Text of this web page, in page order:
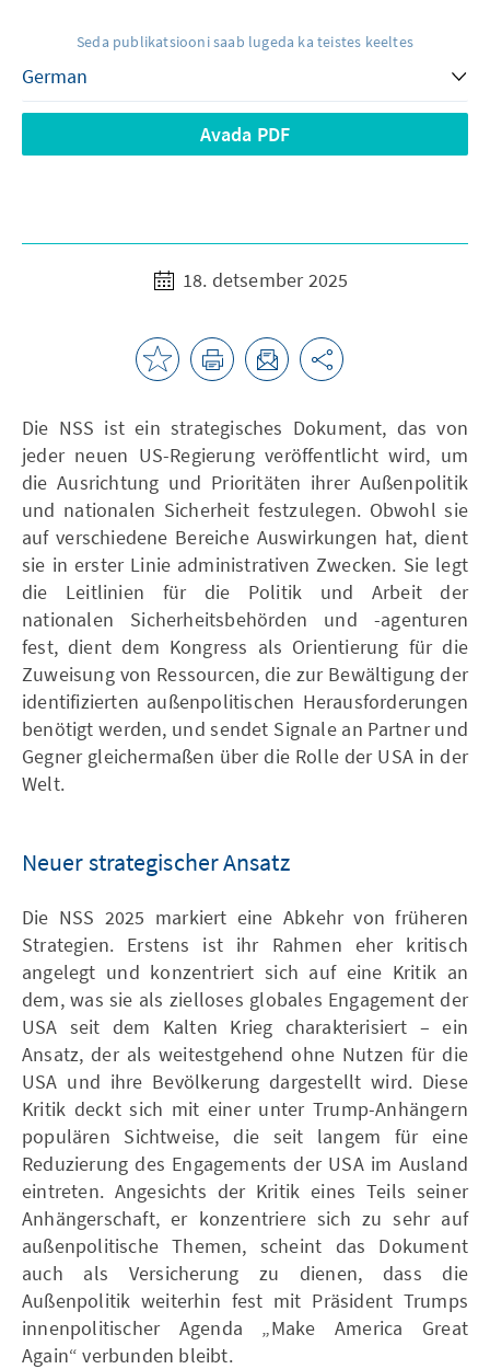
Seda publikatsiooni saab lugeda ka teistes keeltes
Avada PDF
18. detsember 2025
Die NSS ist ein strategisches Dokument, das von
jeder neuen US-Regierung veröffentlicht wird, um
die Ausrichtung und Prioritäten ihrer Außenpolitik
und nationalen Sicherheit festzulegen. Obwohl sie
auf verschiedene Bereiche Auswirkungen hat, dient
sie in erster Linie administrativen Zwecken. Sie legt
die Leitlinien für die Politik und Arbeit der
nationalen Sicherheitsbehörden und -agenturen
fest, dient dem Kongress als Orientierung für die
Zuweisung von Ressourcen, die zur Bewältigung der
identifizierten außenpolitischen Herausforderungen
benötigt werden, und sendet Signale an Partner und
Gegner gleichermaßen über die Rolle der USA in der
Welt.
Neuer strategischer Ansatz
Die NSS 2025 markiert eine Abkehr von früheren
Strategien. Erstens ist ihr Rahmen eher kritisch
angelegt und konzentriert sich auf eine Kritik an
dem, was sie als zielloses globales Engagement der
USA seit dem Kalten Krieg charakterisiert – ein
Ansatz, der als weitestgehend ohne Nutzen für die
USA und ihre Bevölkerung dargestellt wird. Diese
Kritik deckt sich mit einer unter Trump-Anhängern
populären Sichtweise, die seit langem für eine
Reduzierung des Engagements der USA im Ausland
eintreten. Angesichts der Kritik eines Teils seiner
Anhängerschaft, er konzentriere sich zu sehr auf
außenpolitische Themen, scheint das Dokument
auch als Versicherung zu dienen, dass die
Außenpolitik weiterhin fest mit Präsident Trumps
innenpolitischer Agenda „Make America Great
Again“ verbunden bleibt.